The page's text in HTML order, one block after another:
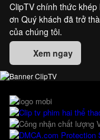
ClipTV chính thức
ơn Quý khách đã trở
của chúng tôi.
Xem ngay